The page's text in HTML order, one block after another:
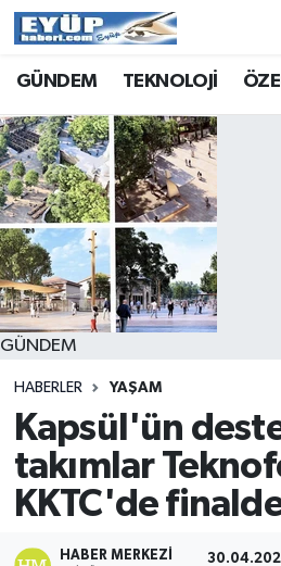
GÜNDEM TEKNOLOJİ
GÜNDEM
HABERLER YAŞAM
Kapsül'ün
takımlar
KKTC'de
HABER MERKEZI